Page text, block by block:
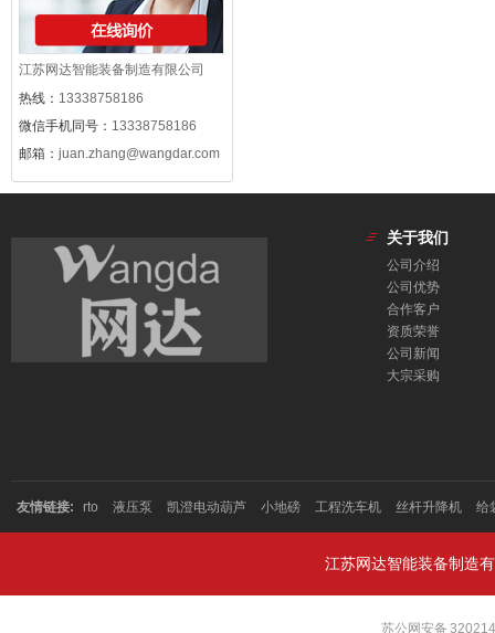
江苏网达智能装备制造有限公司
热线： 13338758186
微信手机同号： 13338758186
邮箱： juan.zhang@wangdar.com
关于我们
公司介绍
公司优势
合作客户
资质荣誉
公司新闻
大宗采购
友情链接: rto 液压泵 凯澄电动葫芦 小地磅 工程洗车机 丝杆升降机 给
江苏网达智能装备制造
苏公网安备